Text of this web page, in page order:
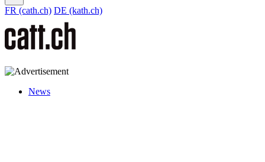
FR (cath.ch) DE (kath.ch)
News